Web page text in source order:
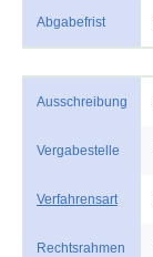
Abgabefrist
Ausschreibung
Vergabestelle
Verfahrensart
Rechtsrahmen